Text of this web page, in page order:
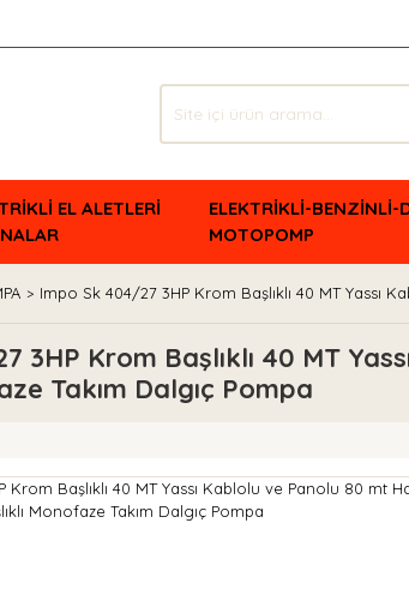
EL ALETLERİ
ELEKTRİKLİ-BENZİNLİ-
MOTOPOMP
Impo Sk 404/27 3HP Krom Başlıklı 40 MT Yassı
3HP Krom Başlıklı 40 MT
Takım Dalgıç Pompa